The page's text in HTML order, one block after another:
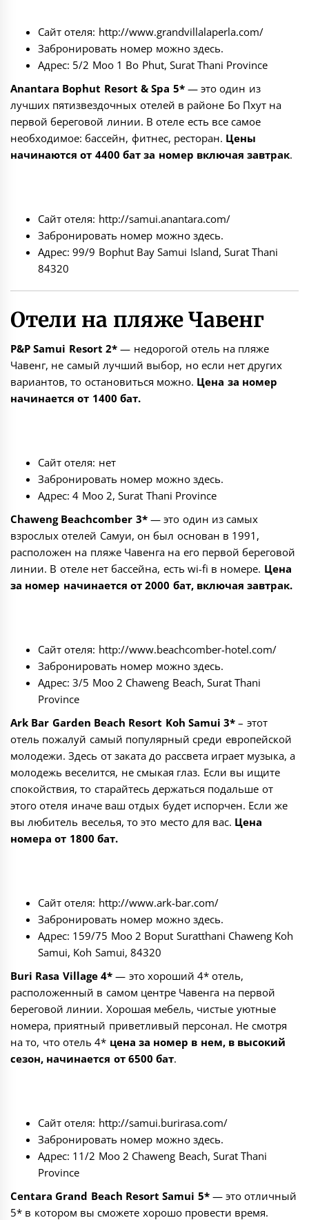
Сайт отеля: http://www.grandvillalaperla.com/
Забронировать номер можно здесь.
Адрес: 5/2 Moo 1 Bo Phut, Surat Thani Province
Anantara Bophut Resort & Spa 5*— это один из
лучших пятизвездочных отелей в районе Бо Пхут на
первой береговой линии. В отеле есть все самое
необходимое: бассейн, фитнес, ресторан. Цены
начинаются от 4400 бат за номер включая завтрак.
Сайт отеля: http://samui.anantara.com/
Забронировать номер можно здесь.
Адрес: 99/9 Bophut Bay Samui Island, Surat Thani
84320
Отели на пляже Чавенг
P&P Samui Resort 2*— недорогой отель на пляже
Чавенг, не самый лучший выбор, но если нет других
вариантов, то остановиться можно. Цена за номер
начинается от 1400 бат.
Сайт отеля: нет
Забронировать номер можно здесь.
Адрес: 4 Moo 2, Surat Thani Province
Chaweng Beachcomber 3*— это один из самых
взрослых отелей Самуи, он был основан в 1991,
расположен на пляже Чавенга на его первой береговой
линии. В отеле нет бассейна, есть wi-fi в номере. Цена
за номер начинается от 2000 бат, включая завтрак.
Сайт отеля: http://www.beachcomber-hotel.com/
Забронировать номер можно здесь.
Адрес: 3/5 Moo 2 Chaweng Beach, Surat Thani
Province
Ark Bar Garden Beach Resort Koh Samui 3* – этот
отель пожалуй самый популярный среди европейской
молодежи. Здесь от заката до рассвета играет музыка, а
молодежь веселится, не смыкая глаз. Если вы ищите
спокойствия, то старайтесь держаться подальше от
этого отеля иначе ваш отдых будет испорчен. Если же
вы любитель веселья, то это место для вас. Цена
номера от 1800 бат.
Сайт отеля: http://www.ark-bar.com/
Забронировать номер можно здесь.
Адрес: 159/75 Moo 2 Boput Suratthani Chaweng Koh
Samui, Koh Samui, 84320
Buri Rasa Village 4*— это хороший 4* отель,
расположенный в самом центре Чавенга на первой
береговой линии. Хорошая мебель, чистые уютные
номера, приятный приветливый персонал. Не смотря
на то, что отель 4* цена за номер в нем, в высокий
сезон, начинается от 6500 бат.
Сайт отеля: http://samui.burirasa.com/
Забронировать номер можно здесь.
Адрес: 11/2 Moo 2 Chaweng Beach, Surat Thani
Province
Centara Grand Beach Resort Samui 5*— это отличный
5* в котором вы сможете хорошо провести время.